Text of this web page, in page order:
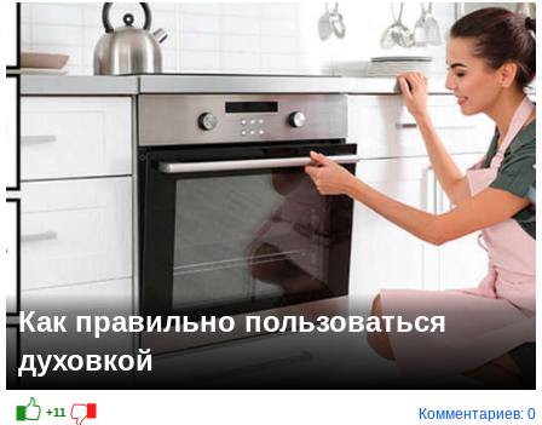
+11
Как правильно пользоваться
духовкой
Комментариев: 0